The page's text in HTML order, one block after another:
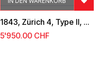
1843, Zürich 4, Type II, Plattenfehler: "Farbiger Strich von der Schnittlinie durch das O"
5'950.00CHF